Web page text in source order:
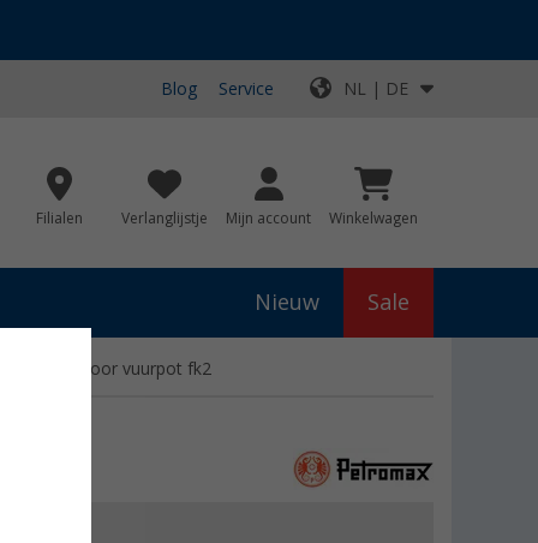
Blog Service NL | DE
Filialen Verlanglijstje Mijn account Winkelwagen
Nieuw Sale
Draagtas voor vuurpot fk2